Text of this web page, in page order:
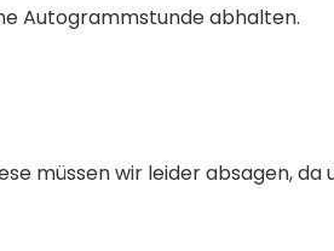
Autogrammstunde abhalten.
müssen wir leider absagen, da